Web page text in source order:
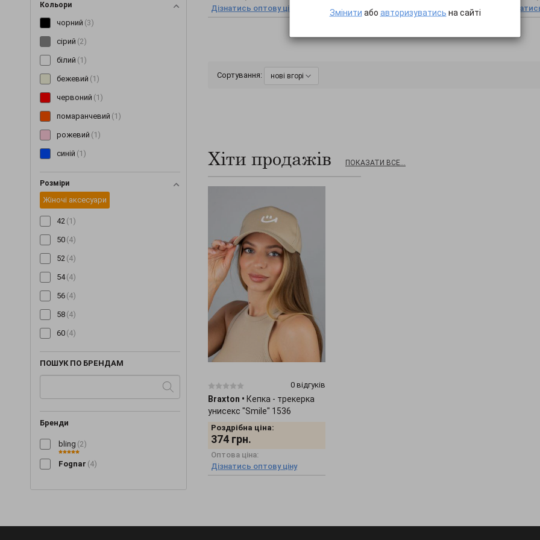
Кольори
чорний (3)
сірий (2)
білий (1)
бежевий (1)
червоний (1)
помаранчевий (1)
рожевий (1)
синій (1)
Розміри
Жіночі аксесуари
42 (1)
50 (4)
52 (4)
54 (4)
56 (4)
58 (4)
60 (4)
ПОШУК ПО БРЕНДАМ
Бренди
bling (2)
Fognar (4)
Дізнатись оптову ціну
Дізнатись оптову ціну
Сортування: нові вгорі
Хіти продажів ПОКАЗАТИ ВСЕ...
0 відгуків
Braxton • Кепка - трекерка
унисекс "Smile" 1536
Роздрібна ціна:
374 грн.
Оптова ціна:
Дізнатись оптову ціну
Змінити або авторизуватись на сайті